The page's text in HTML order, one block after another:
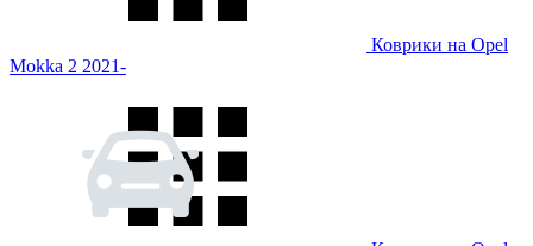
Коврики на Opel
Mokka 2 2021-